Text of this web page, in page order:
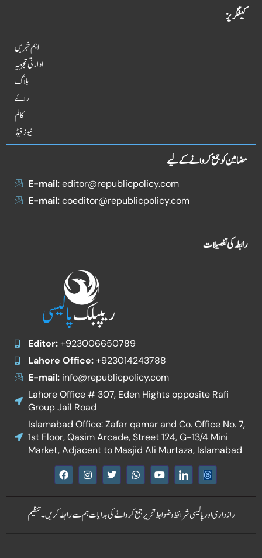
کیٹگریز
اہم خبریں
ادارتی تجزیہ
بلاگ
راۓ
کالم
نیوز فیڈ
مضامین کو جمع کروانے کے لیے
E-mail:editor@republicpolicy.com
E-mail:coeditor@republicpolicy.com
رابطہ کی تفصیلات
Editor:+923006650789
Lahore Office:+923014243788
E-mail:info@republicpolicy.com
Lahore Office # 307, Eden Hights opposite Rafi
Group Jail Road
Islamabad Office: Zafar qamar and Co. Office No. 7,
1st Floor, Qasim Arcade, Street 124, G-13/4 Mini
Market, Adjacent to Masjid Ali Murtaza, Islamabad
F
a
e
o
I
n
t
g
T
w
t
t
e
W
h
t
s
a
Y
o
t
b
I
c
n
-
l
تنظیمہم سے رابطہ کریں۔تحریر جمع کروانے کی ہدایاتشرائط و ضوابطرازداری اور پالیسی